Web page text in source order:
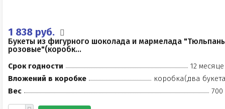
1 838 руб.
Букеты из фигурного шоколада и мармелада
розовые"(коробк...
Срок годности
12
Вложений в коробке
коробка(два
Вес
700